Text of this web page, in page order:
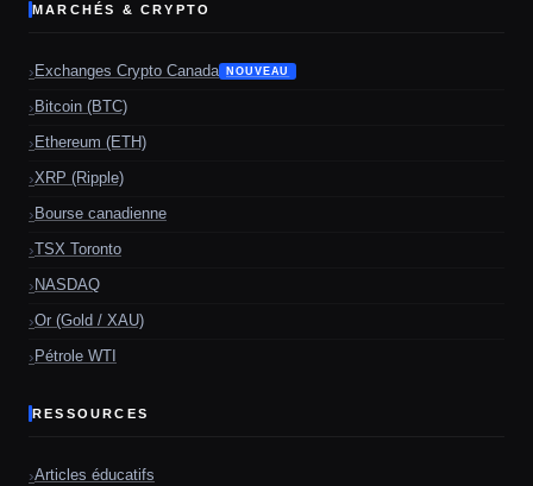
MARCHÉS & CRYPTO
Exchanges Crypto Canada NOUVEAU
Bitcoin (BTC)
Ethereum (ETH)
XRP (Ripple)
Bourse canadienne
TSX Toronto
NASDAQ
Or (Gold / XAU)
Pétrole WTI
RESSOURCES
Articles éducatifs